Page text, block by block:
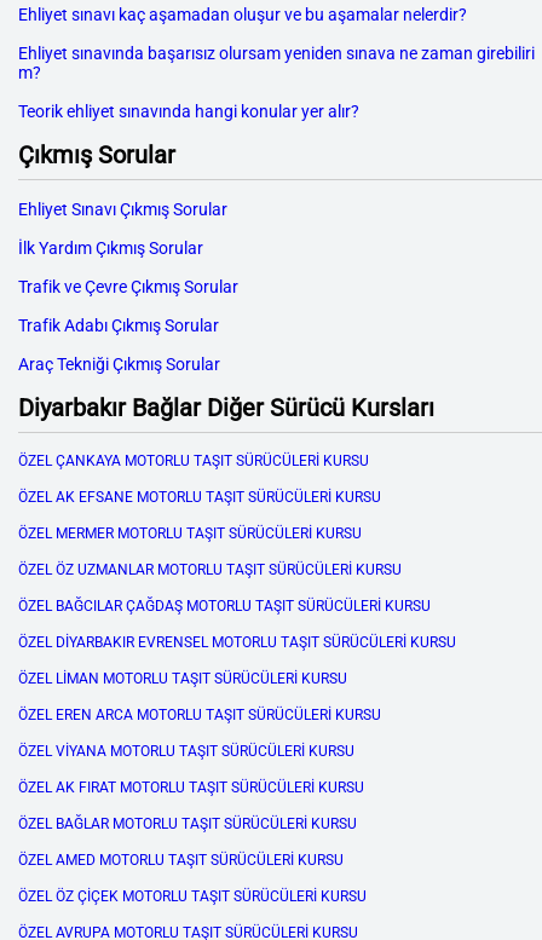
Ehliyet sınavı kaç aşamadan oluşur ve bu aşamalar nelerdir?
Ehliyet sınavında başarısız olursam yeniden sınava ne zaman girebiliri
m?
Teorik ehliyet sınavında hangi konular yer alır?
Çıkmış Sorular
Ehliyet Sınavı Çıkmış Sorular
İlk Yardım Çıkmış Sorular
Trafik ve Çevre Çıkmış Sorular
Trafik Adabı Çıkmış Sorular
Araç Tekniği Çıkmış Sorular
Diyarbakır Bağlar Diğer Sürücü Kursları
ÖZEL ÇANKAYA MOTORLU TAŞIT SÜRÜCÜLERİ KURSU
ÖZEL AK EFSANE MOTORLU TAŞIT SÜRÜCÜLERİ KURSU
ÖZEL MERMER MOTORLU TAŞIT SÜRÜCÜLERİ KURSU
ÖZEL ÖZ UZMANLAR MOTORLU TAŞIT SÜRÜCÜLERİ KURSU
ÖZEL BAĞCILAR ÇAĞDAŞ MOTORLU TAŞIT SÜRÜCÜLERİ KURSU
ÖZEL DİYARBAKIR EVRENSEL MOTORLU TAŞIT SÜRÜCÜLERİ KURSU
ÖZEL LİMAN MOTORLU TAŞIT SÜRÜCÜLERİ KURSU
ÖZEL EREN ARCA MOTORLU TAŞIT SÜRÜCÜLERİ KURSU
ÖZEL VİYANA MOTORLU TAŞIT SÜRÜCÜLERİ KURSU
ÖZEL AK FIRAT MOTORLU TAŞIT SÜRÜCÜLERİ KURSU
ÖZEL BAĞLAR MOTORLU TAŞIT SÜRÜCÜLERİ KURSU
ÖZEL AMED MOTORLU TAŞIT SÜRÜCÜLERİ KURSU
ÖZEL ÖZ ÇİÇEK MOTORLU TAŞIT SÜRÜCÜLERİ KURSU
ÖZEL AVRUPA MOTORLU TAŞIT SÜRÜCÜLERİ KURSU